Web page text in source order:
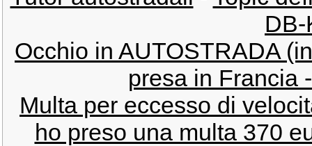
Occhio in AUTOSTRADA
presa in Francia
Multa per eccesso di
ho preso una multa 370